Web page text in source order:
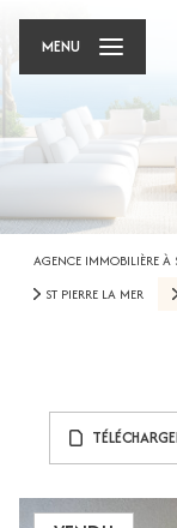
MENU
AGENCE IMMOBILIÈRE À
ST PIERRE LA MER